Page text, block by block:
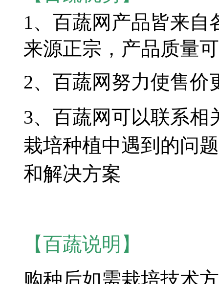
1、 百蔬网产品皆来自
来源正宗，产品质量
2、百蔬网努力使售
3、百蔬网可以联系相
栽培种植中遇到的问
和解决方案
【百蔬说明】
购种后如需栽培技术